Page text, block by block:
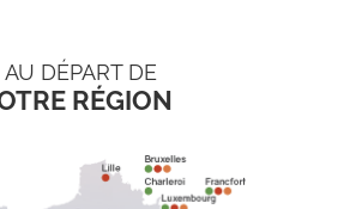
AU DÉPART DE
RÉGION